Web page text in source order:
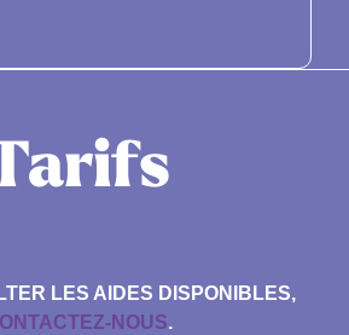
LES AIDES DISPONIBLES,
NOUS.